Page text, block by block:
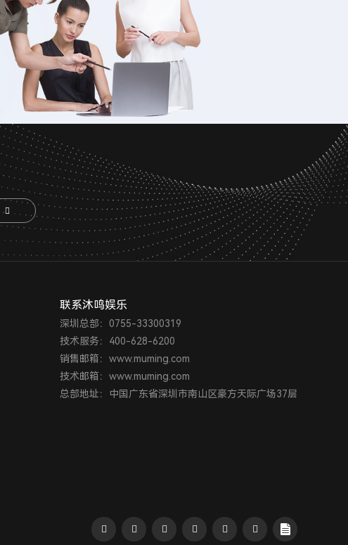
联系沐鸣娱乐
深圳总部：0755-33300319
技术服务：400-628-6200
销售邮箱：www.muming.com
技术邮箱：www.muming.com
总部地址：中国广东省深圳市南山区豪方天际广场37层